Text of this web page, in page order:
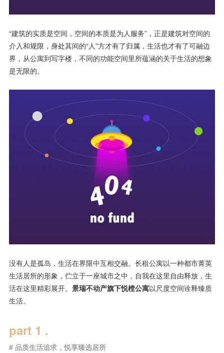
“建筑的实质是空间，空间的本质是为人服务”，正是建筑对空间的
介入和规限，身处其间的“人”方才有了归属，生活也才有了可融边
界，从公寓到写字楼，不同的功能空间里所蕴涵的关于生活的想象
是无限的。
没有人是孤岛，生活在界限中互相交融。长租公寓以一种都市菁英
生活居所的形象，伫立于一座城市之中，自我在这里自由释放，生
活在这里精彩展开。 景瑞不动产旗下悦樘公寓以尺度空间诠释臻质
生活。
part 1 .
# 品质生活追求，悦享臻选居所